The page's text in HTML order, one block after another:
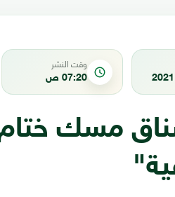
وقت النشر
07:20 ص
مسك